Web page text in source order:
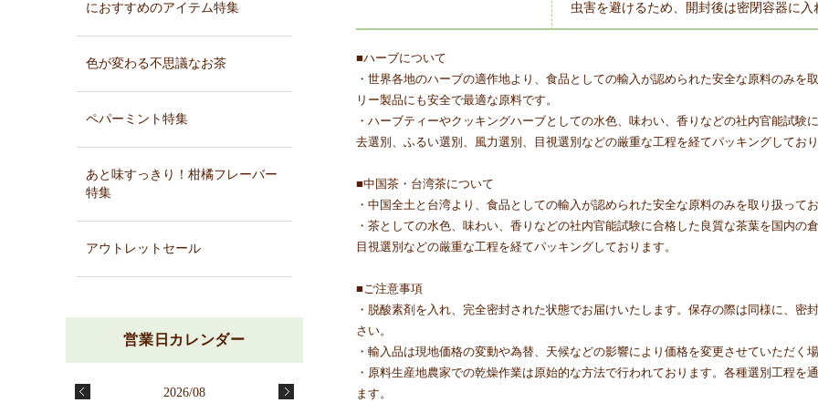
虫害を避けるため、開封後は密閉容器に入
■ハーブについて
・世界各地のハーブの適作地より、食品としての輸入が認められた安全な原料のみを
リー製品にも安全で最適な原料です。
・ハーブティーやクッキングハーブとしての水色、味わい、香りなどの社内官能試
去選別、ふるい選別、風力選別、目視選別などの厳重な工程を経てパッキングしており
■中国茶・台湾茶について
・中国全土と台湾より、食品としての輸入が認められた安全な原料のみを取り扱ってお
・茶としての水色、味わい、香りなどの社内官能試験に合格した良質な茶葉を国内の
目視選別などの厳重な工程を経てパッキングしております。
■ご注意事項
・脱酸素剤を入れ、完全密封された状態でお届けいたします。保存の際は同様に、
さい。
・輸入品は現地価格の変動や為替、天候などの影響により価格を変更させていただく
・原料生産地農家での乾燥作業は原始的な方法で行われております。各種選別工程
ます。
におすすめのアイテム特集
色が変わる不思議なお茶
ペパーミント特集
あと味すっきり！柑橘フレーバー
特集
アウトレットセール
2026/08